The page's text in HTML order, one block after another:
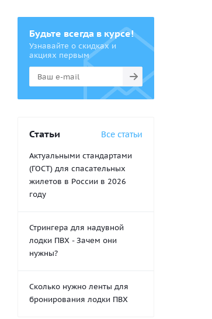
Будьте всегда в курсе!
Узнавайте о скидках и
акциях первым
Статьи Все статьи
Актуальными стандартами
(ГОСТ) для спасательных
жилетов в России в 2026
году
Стрингера для надувной
лодки ПВХ - Зачем они
нужны?
Сколько нужно ленты для
бронирования лодки ПВХ